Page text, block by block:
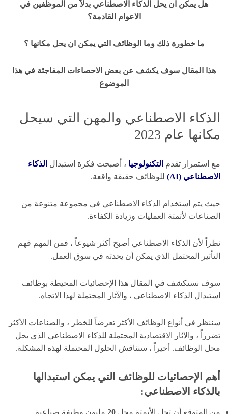
هل يمكن ان يحل الذكاء الاصطناعي بدلاً من الموظفين في
الاعوام القادمة؟
ما خطورة ذلك وما الوظائف التي يمكن ان يحل مكانها ؟
هذا المقال سوف يكشف عن بعض الاحصاءات المفاجئة في هذا
الموضوع
الذكاء الاصطناعي والمهن التي سيحل
مكانها عام 2023
مع استمرار تقدم التكنولوجيا ، أصبحت فكرة استبدال الذكاء
الاصطناعي (AI)
للوظائف حقيقة واقعة.
حيث يتم استخدام الذكاء الاصطناعي في مجموعة متنوعة من
الصناعات لأتمتة العمليات وزيادة الكفاءة.
نظراً لأن الذكاء الاصطناعي أصبح أكثر شيوعاً ، فمن المهم فهم
التأثير المحتمل الذي يمكن أن يحدثه في سوق العمل.
سوف نستكشف في المقال هذا الإحصائيات المحيطة بوظائف
استبدال الذكاء الاصطناعي ، والآثار المحتملة لهذا الاتجاه.
سننظر في أنواع الوظائف الأكثر تعرضاً للخطر ، والصناعات الأكثر
تضرراً ، والآثار الاقتصادية المحتملة للذكاء الاصطناعي الذي يحل
محل الوظائف. أخيراً ، سنناقش الحلول المحتملة لهذه المشكلة.
أهم الإحصائيات للوظائف التي يمكن استبدالها
بالذكاء الاصطناعي: